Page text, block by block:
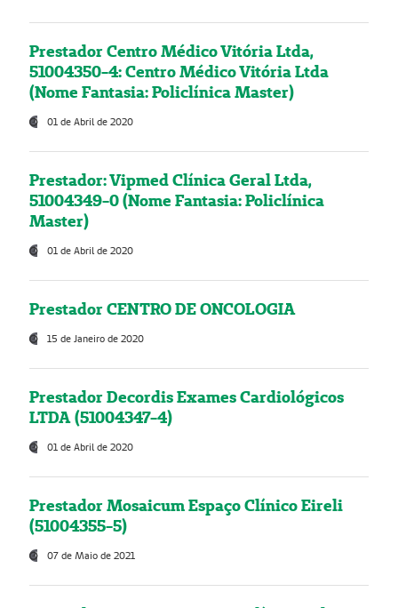
Prestador Centro Médico Vitória Ltda,
51004350-4: Centro Médico Vitória Ltda
(Nome Fantasia: Policlínica Master)
01 de Abril de 2020
Prestador: Vipmed Clínica Geral Ltda,
51004349-0 (Nome Fantasia: Policlínica
Master)
01 de Abril de 2020
Prestador CENTRO DE ONCOLOGIA
15 de Janeiro de 2020
Prestador Decordis Exames Cardiológicos
LTDA (51004347-4)
01 de Abril de 2020
Prestador Mosaicum Espaço Clínico Eireli
(51004355-5)
07 de Maio de 2021